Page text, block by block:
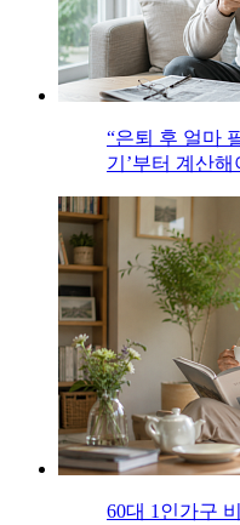
“은퇴 후 얼마
기’부터 계산해
60대 1인가구